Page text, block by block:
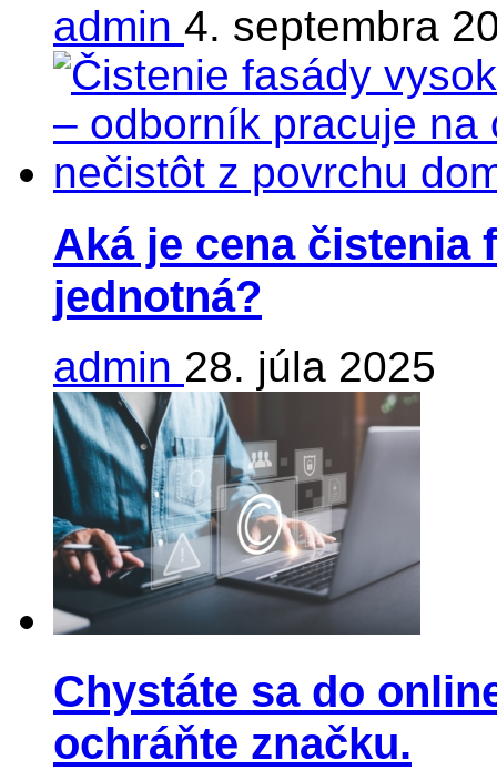
admin 4. septembra
Aká je cena čistenia
jednotná?
admin 28. júla 2025
Chystáte sa do
ochráňte značku.